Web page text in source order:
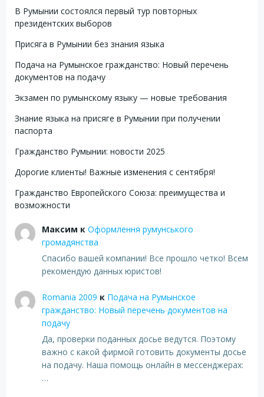
В Румынии состоялся первый тур повторных
президентских выборов
Присяга в Румынии без знания языка
Подача на Румынское гражданство: Новый перечень
документов на подачу
Экзамен по румынскому языку — новые требования
Знание языка на присяге в Румынии при получении
паспорта
Гражданство Румынии: новости 2025
Дорогие клиенты! Важные изменения с сентября!
Гражданство Европейского Союза: преимущества и
возможности
Максим к Оформлення румунського
громадянства
Спасибо вашей компании! Все прошло четко! Всем
рекомендую данных юристов!
Romania 2009 к Подача на Румынское
гражданство: Новый перечень документов на
подачу
Да, проверки поданных досье ведутся. Поэтому
важно с какой фирмой готовить документы досье
на подачу. Наша помощь онлайн в мессенджерах:
…